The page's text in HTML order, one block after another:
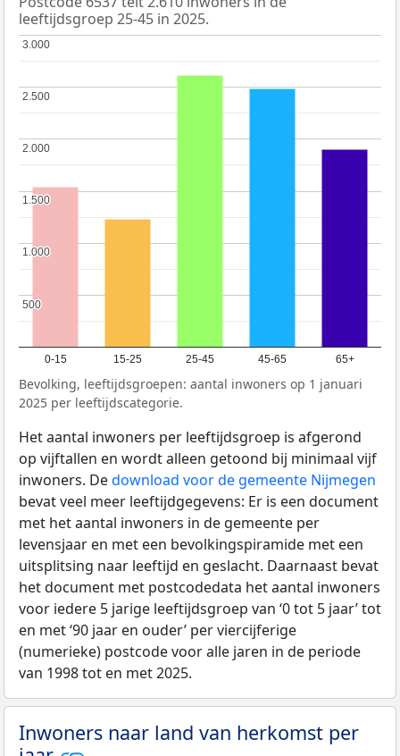
leeftijdsgroep 25-45 in 2025.
0-15 15-25 25-45 45-65 65+
500
500
1.000
1.000
1.500
1.500
2.000
2.000
2.500
2.500
3.000
3.000
Bevolking, leeftijdsgroepen: aantal inwoners op 1 januari
2025 per leeftijdscategorie.
Het aantal inwoners per leeftijdsgroep is afgerond
op vijftallen en wordt alleen getoond bij minimaal vijf
inwoners. Dedownload voor de gemeente Nijmegen
bevat veel meer leeftijdgegevens: Er is een document
met het aantal inwoners in de gemeente per
levensjaar en met een bevolkingspiramide met een
uitsplitsing naar leeftijd en geslacht. Daarnaast bevat
het document met postcodedata het aantal inwoners
voor iedere 5 jarige leeftijdsgroep van ‘0 tot 5 jaar’ tot
en met ‘90 jaar en ouder’ per viercijferige
(numerieke) postcode voor alle jaren in de periode
van 1998 tot en met 2025.
Inwoners naar land van herkomst per